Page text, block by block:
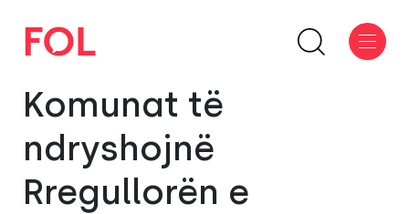
Komunat të
ndryshojnë
Rregullorën e